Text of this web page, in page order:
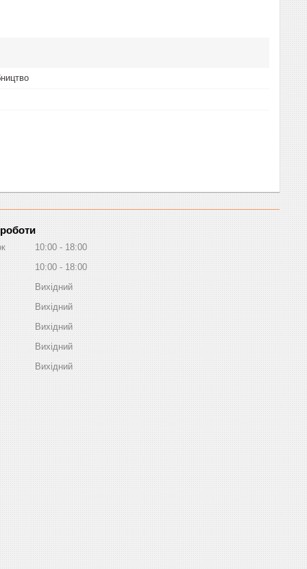
10:00
18:00
10:00
18:00
Вихідний
Вихідний
Вихідний
Вихідний
Вихідний